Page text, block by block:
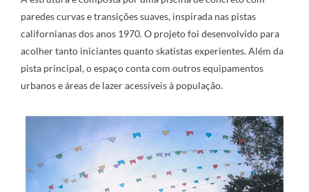
paredes curvas e transições suaves, inspirada nas pistas
californianas dos anos 1970. O projeto foi desenvolvido para
acolher tanto iniciantes quanto skatistas experientes. Além da
pista principal, o espaço conta com outros equipamentos
urbanos e áreas de lazer acessíveis à população.